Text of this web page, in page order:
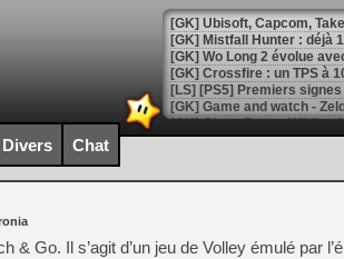
[GK] Mistfall Hunter : déjà
[GK] Wo Long 2 évolue
[GK] Crossfire : un TPS à
[LS] [PS5] Premiers
[Mo5] DOOM arrive en
[GK] Bethesda fête les 30
[GK] Roblox : l'action en
Divers Chat
Go. Il s’agit d’un jeu de Volley émulé par